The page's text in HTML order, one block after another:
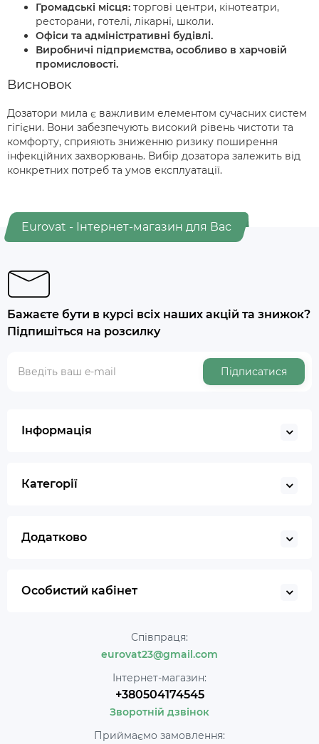
Громадські місця: торгові центри, кінотеатри,
ресторани, готелі, лікарні, школи.
Офіси та адміністративні будівлі.
Виробничі підприємства, особливо в харчовій
промисловості.
Висновок
Дозатори мила є важливим елементом сучасних систем
гігієни. Вони забезпечують високий рівень чистоти та
комфорту, сприяють зниженню ризику поширення
інфекційних захворювань. Вибір дозатора залежить від
конкретних потреб та умов експлуатації.
Eurovat - Інтернет-магазин для Вас
Бажаєте бути в курсі всіх наших акцій та знижок?
Підпишіться на розсилку
Підписатися
Інформація
Категорії
Додатково
Особистий кабінет
Співпраця:
eurovat23@gmail.com
Інтернет-магазин:
+380504174545
Зворотній дзвінок
Приймаємо замовлення: